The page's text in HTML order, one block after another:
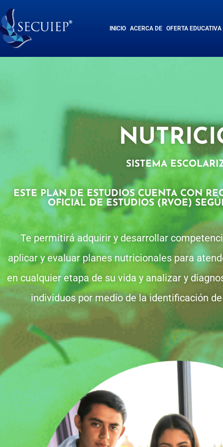
INICIO ACERCA DE OFERTA EDUCATIVA
SISTEMA
ESTE PLAN DE ESTUDIOS CUENTA CON
OFICIAL DE ESTUDIOS (RVOE)
Te permitirá adquirir y desarrollar
aplicar y evaluar planes nutricionales para
en cualquier etapa de su vida y analizar y
individuos por medio de la identificación